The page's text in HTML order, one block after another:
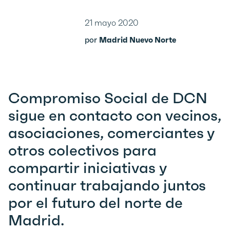
Compromiso Social de DCN
sigue en contacto con vecinos,
asociaciones, comerciantes y
otros colectivos para
compartir iniciativas y
continuar trabajando juntos
por el futuro del norte de
Madrid.
21 mayo 2020
por Madrid Nuevo Norte